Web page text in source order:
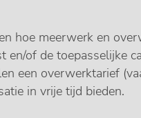
hoe meerwerk en
en/of de toepasselijke
een overwerktarief
in vrije tijd bieden.